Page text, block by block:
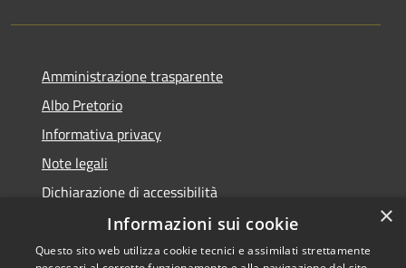
Amministrazione trasparente
Albo Pretorio
Informativa privacy
Note legali
Dichiarazione di accessibilità
×
Informazioni sui cookie
Questo sito web utilizza cookie tecnici e assimilati strettamente